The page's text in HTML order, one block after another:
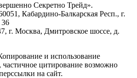
Секретно Трейд».
Кабардино-Балкарская Респ., г.
36
г. Москва, Дмитровское шоссе, д.
и использование
частичное цитирование возможно
на сайт.